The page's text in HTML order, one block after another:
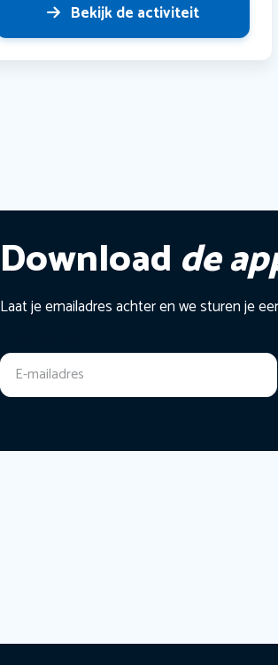
Bekijk de activiteit
Download de
Laat je emailadres achter en we sturen je